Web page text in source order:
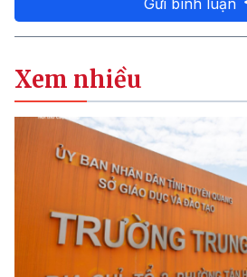
Gửi bình luận
Xem nhiều